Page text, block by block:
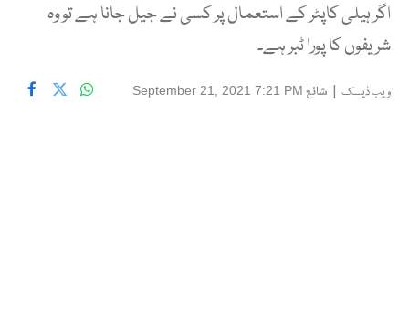
اگر ہیلی کاپٹر کے استعمال پر کسی نے جیل جانا ہے تو وہ
شریفوں کا پورا ٹبر ہے۔
ویب ڈیسک | شائع September 21, 2021 7:21 PM